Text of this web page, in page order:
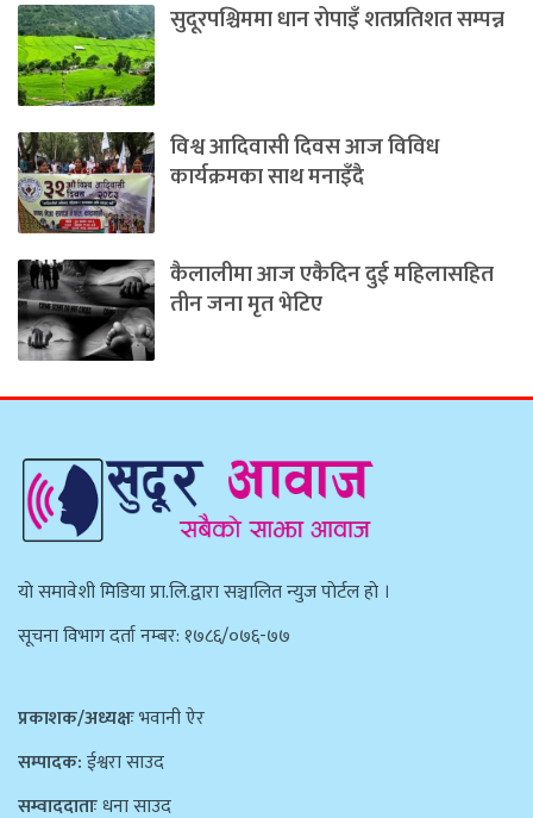
सुदूरपश्चिममा धान रोपाइँ शतप्रतिशत सम्पन्न
विश्व आदिवासी दिवस आज विविध
कार्यक्रमका साथ मनाइँदै
कैलालीमा आज एकैदिन दुई महिलासहित
तीन जना मृत भेटिए
याे समावेशी मिडिया प्रा.लि.द्वारा सञ्चालित न्युज पाेर्टल हाे ।
सूचना विभाग दर्ता नम्बर: १७८६/०७६-७७
प्रकाशक/अध्यक्षःभवानी ऐर
सम्पादक:ईश्वरा साउद
सम्वाददाताःधना साउद